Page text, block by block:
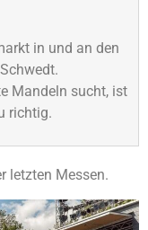
in und an den
Mandeln sucht, ist
richtig.
letzten Messen.